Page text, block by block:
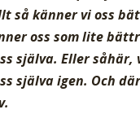
så känner vi oss
oss som lite
själva. Eller såhär,
själva igen. Och